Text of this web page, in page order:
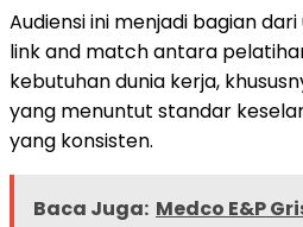
Audiensi ini menjadi bagian
link and match antara
kebutuhan dunia kerja,
yang menuntut standar
yang konsisten.
Baca Juga: Medco E&P